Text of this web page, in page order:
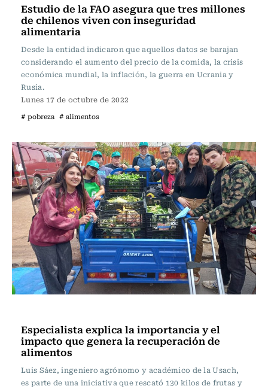
Estudio de la FAO asegura que tres millones
de chilenos viven con inseguridad
alimentaria
Desde la entidad indicaron que aquellos datos se barajan
considerando el aumento del precio de la comida, la crisis
económica mundial, la inflación, la guerra en Ucrania y
Rusia.
Lunes 17 de octubre de 2022
# pobreza # alimentos
Especialista explica la importancia y el
impacto que genera la recuperación de
alimentos
Luis Sáez, ingeniero agrónomo y académico de la Usach,
es parte de una iniciativa que rescató 130 kilos de frutas y